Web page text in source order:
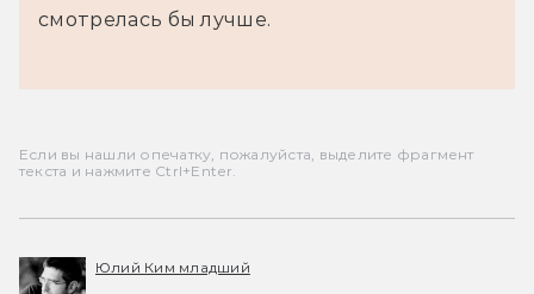
смотрелась бы лучше.
Если вы нашли опечатку, пожалуйста, выделите фрагмент
текста и нажмите Ctrl+Enter.
Юлий Ким младший